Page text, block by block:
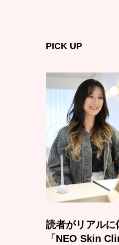
PICK UP
読者がリアルに
「NEO Skin